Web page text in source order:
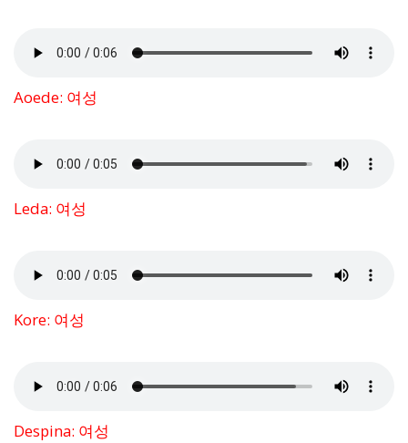
Aoede: 여성
Leda: 여성
Kore: 여성
Despina: 여성